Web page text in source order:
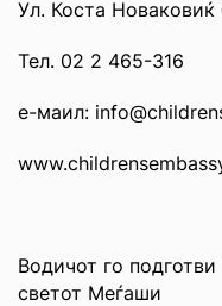
Ул. Коста Новаковиќ
Тел. 02 2 465-316
е-маил:
Водичот го
светот Меѓаши